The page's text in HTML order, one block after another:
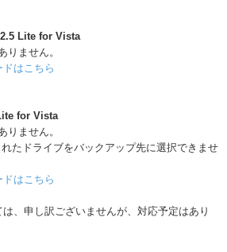
Lite for Vista
ません。
はこちら
for Vista
ません。
たドライブをバックアップ先に選択できませ
はこちら
、申し訳ございませんが、対応予定はあり